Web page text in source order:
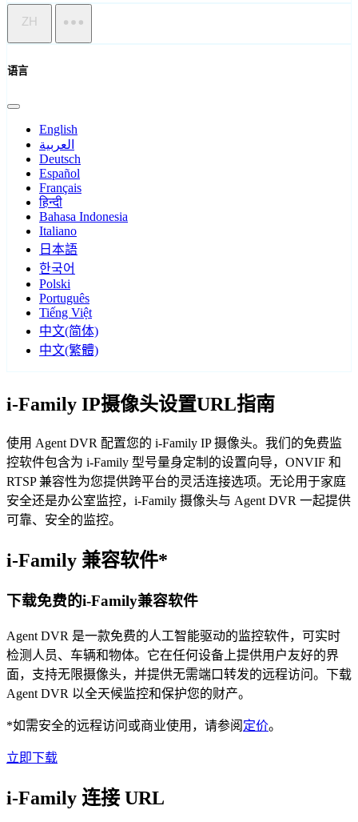
ZH
语言
English
العربية
Deutsch
Español
Français
हिन्दी
Bahasa Indonesia
Italiano
日本語
한국어
Polski
Português
Tiếng Việt
中文(简体)
中文(繁體)
i-Family IP摄像头设置URL指南
使用 Agent DVR 配置您的 i-Family IP 摄像头。我们的免费监
控软件包含为 i-Family 型号量身定制的设置向导，ONVIF 和
RTSP 兼容性为您提供跨平台的灵活连接选项。无论用于家庭
安全还是办公室监控，i-Family 摄像头与 Agent DVR 一起提供
可靠、安全的监控。
i-Family 兼容软件*
下载免费的i-Family兼容软件
Agent DVR 是一款免费的人工智能驱动的监控软件，可实时
检测人员、车辆和物体。它在任何设备上提供用户友好的界
面，支持无限摄像头，并提供无需端口转发的远程访问。下载
Agent DVR 以全天候监控和保护您的财产。
*如需安全的远程访问或商业使用，请参阅 定价。
立即下载
i-Family 连接 URL